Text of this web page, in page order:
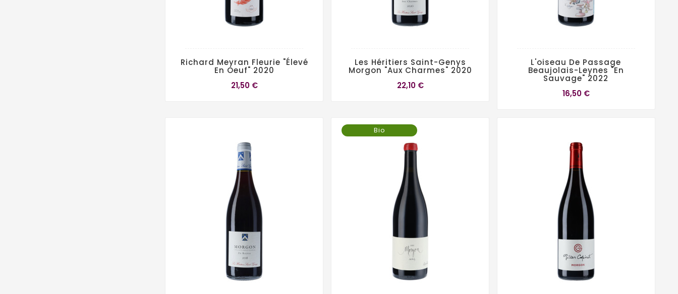
Richard Meyran Fleurie "élevé
En Oeuf" 2020
21,50 €
Les Héritiers Saint-Genys
Morgon "Aux Charmes" 2020
22,10 €
L'oiseau De Passage
Beaujolais-Leynes "En
Sauvage" 2022
16,50 €
Bio